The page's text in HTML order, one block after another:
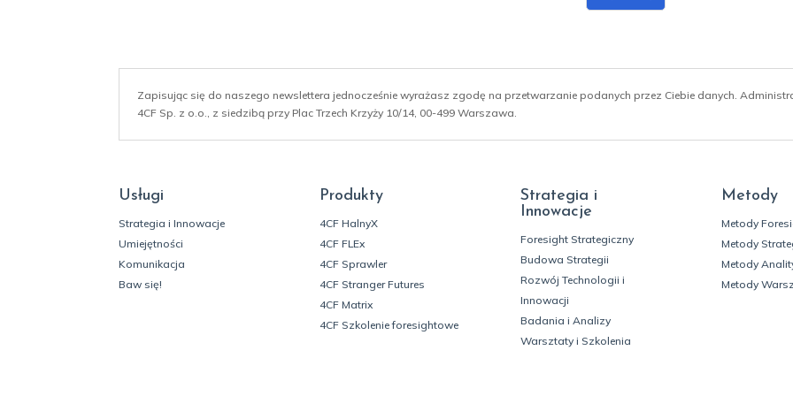
Zapisując się do naszego newslettera jednocześnie wyrażasz zgodę na przetwarzanie podanych przez Ciebie danych.
4CF Sp. z o.o., z siedzibą przy Plac Trzech Krzyży 10/14, 00-499 Warszawa.
Usługi
Strategia i Innowacje
Umiejętności
Komunikacja
Baw się!
Produkty
4CF HalnyX
4CF FLEx
4CF Sprawler
4CF Stranger Futures
4CF Matrix
4CF Szkolenie foresightowe
Strategia i
Innowacje
Foresight Strategiczny
Budowa Strategii
Rozwój Technologii i
Innowacji
Badania i Analizy
Warsztaty i Szkolenia
Metody
Metody
Metody
Metody
Metody